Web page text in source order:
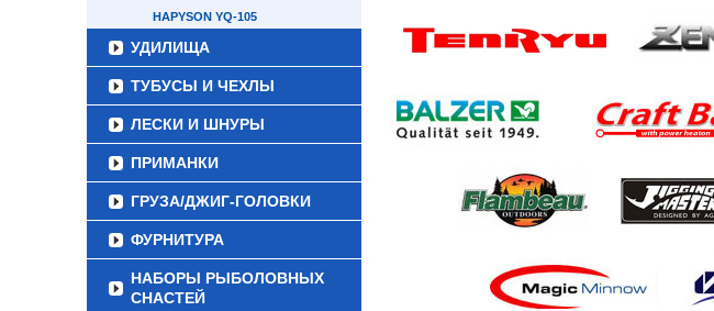
HAPYSON YQ-105
УДИЛИЩА
ТУБУСЫ И ЧЕХЛЫ
ЛЕСКИ И ШНУРЫ
ПРИМАНКИ
ГРУЗА/ДЖИГ-ГОЛОВКИ
ФУРНИТУРА
НАБОРЫ РЫБОЛОВНЫХ
СНАСТЕЙ